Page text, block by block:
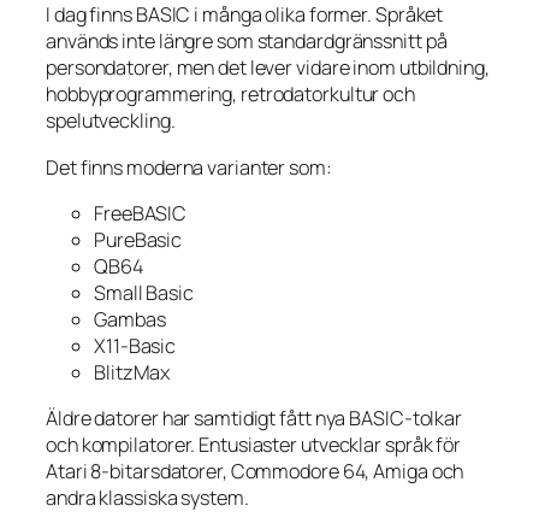
I dag finns BASIC i många olika former. Språket
används inte längre som standardgränssnitt på
persondatorer, men det lever vidare inom utbildning,
hobbyprogrammering, retrodatorkultur och
spelutveckling.
Det finns moderna varianter som:
FreeBASIC
PureBasic
QB64
Small Basic
Gambas
X11-Basic
BlitzMax
Äldre datorer har samtidigt fått nya BASIC-tolkar
och kompilatorer. Entusiaster utvecklar språk för
Atari 8-bitarsdatorer, Commodore 64, Amiga och
andra klassiska system.